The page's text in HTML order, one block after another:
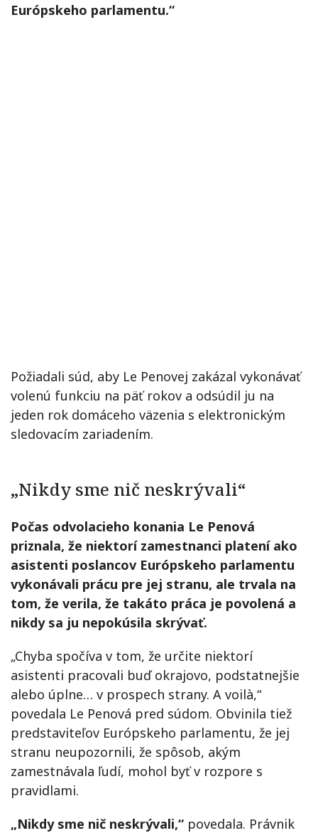
Európskeho parlamentu.“
Požiadali súd, aby Le Penovej zakázal vykonávať
volenú funkciu na päť rokov a odsúdil ju na
jeden rok domáceho väzenia s elektronickým
sledovacím zariadením.
„Nikdy sme nič neskrývali“
Počas odvolacieho konania Le Penová
priznala, že niektorí zamestnanci platení ako
asistenti poslancov Európskeho parlamentu
vykonávali prácu pre jej stranu, ale trvala na
tom, že verila, že takáto práca je povolená a
nikdy sa ju nepokúsila skrývať.
„Chyba spočíva v tom, že určite niektorí
asistenti pracovali buď okrajovo, podstatnejšie
alebo úplne… v prospech strany. A voilà,“
povedala Le Penová pred súdom. Obvinila tiež
predstaviteľov Európskeho parlamentu, že jej
stranu neupozornili, že spôsob, akým
zamestnávala ľudí, mohol byť v rozpore s
pravidlami.
„Nikdy sme nič neskrývali,“ povedala. Právnik